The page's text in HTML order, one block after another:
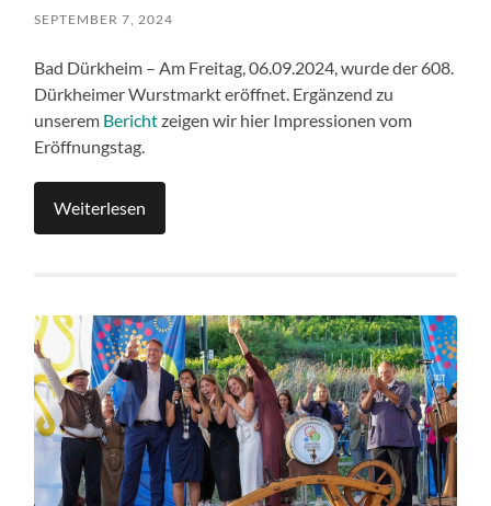
SEPTEMBER 7, 2024
Bad Dürkheim – Am Freitag, 06.09.2024, wurde der 608.
Dürkheimer Wurstmarkt eröffnet. Ergänzend zu
unserem Berichtzeigen wir hier Impressionen vom
Eröffnungstag.
Weiterlesen